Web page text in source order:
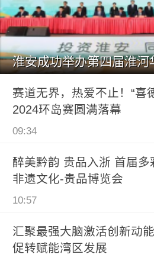
赛道无界，热爱不止！“喜
2024环岛赛圆满落幕
09:34
醉美黔韵 贵品入浙 首届多
非遗文化-贵品博览会
10:57
汇聚最强大脑激活创新动
促转赋能湾区发展